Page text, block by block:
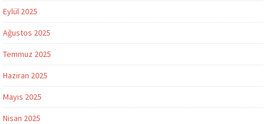
Eylül 2025
Ağustos 2025
Temmuz 2025
Haziran 2025
Mayıs 2025
Nisan 2025